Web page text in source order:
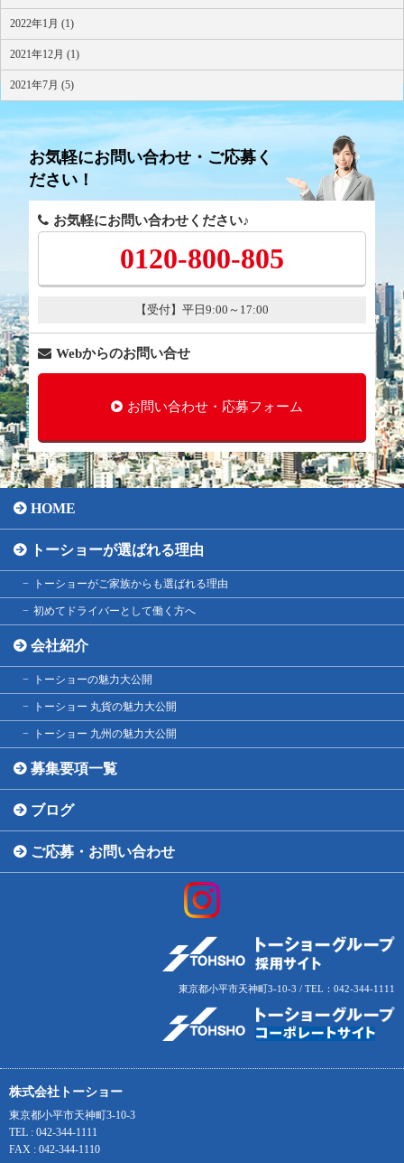
2022年1月 (1)
2021年12月 (1)
2021年7月 (5)
お気軽にお問い合わせ・ご応募く
ださい！
お気軽にお問い合わせください♪
0120-800-805
【受付】平日9:00～17:00
Webからのお問い合せ
お問い合わせ・応募フォーム
HOME
トーショーが選ばれる理由
トーショーがご家族からも選ばれる理由
初めてドライバーとして働く方へ
会社紹介
トーショーの魅力大公開
トーショー 丸貨の魅力大公開
トーショー 九州の魅力大公開
募集要項一覧
ブログ
ご応募・お問い合わせ
東京都小平市天神町3-10-3 / TEL：042-344-1111
株式会社トーショー
東京都小平市天神町3-10-3
TEL : 042-344-1111
FAX : 042-344-1110